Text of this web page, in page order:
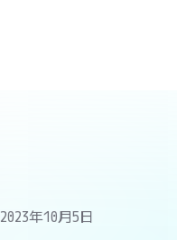
2023年10月5日